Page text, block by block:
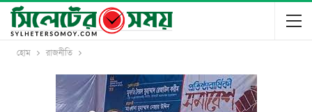
হোম রাজনীতি